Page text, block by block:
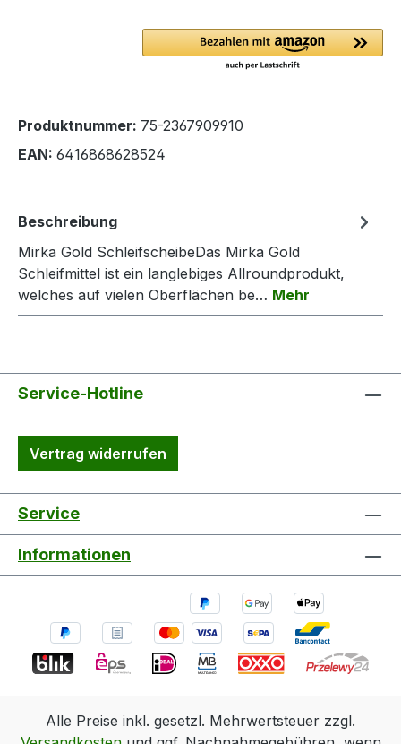
Produktnummer: 75-2367909910
EAN: 6416868628524
Beschreibung
Mirka Gold SchleifscheibeDas Mirka Gold
Schleifmittel ist ein langlebiges Allroundprodukt,
welches auf vielen Oberflächen be… Mehr
Service-Hotline
Vertrag widerrufen
Service
Informationen
Alle Preise inkl. gesetzl. Mehrwertsteuer zzgl.